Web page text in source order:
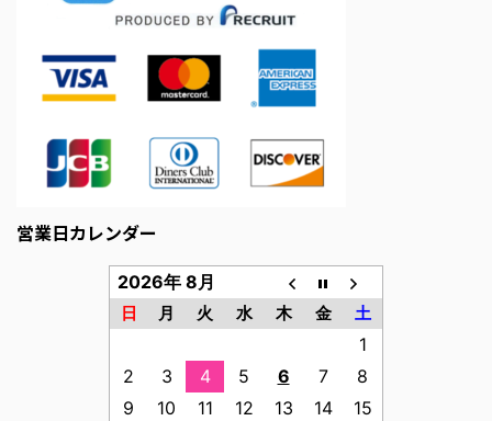
営業日カレンダー
2026年 8月
日 月 火 水 木 金 土
1
2
3 4 5 6 7
8
9
10 11 12 13 14
15